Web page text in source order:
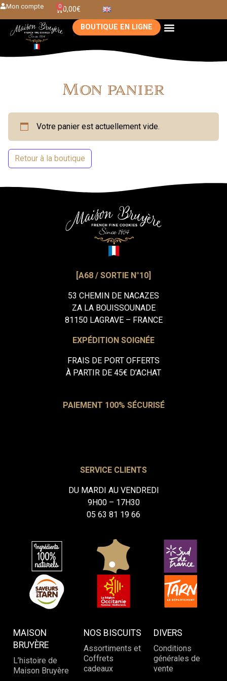
Mon compte 0,00€
0
BOUTIQUE EN LIGNE
Mon panier
Votre panier est actuellement vide.
Retour à la boutique
[A68 / SORTIE N°10]
53 CHEMIN DE NACAZES
ZA LA BOUISSOUNADE
81150 LAGRAVE – FRANCE
EXPÉDITION SOIGNÉE
FRAIS DE PORT OFFERTS
À PARTIR DE 45€ D’ACHAT
PAIEMENT 100% SÉCURISÉ
SERVICE CLIENTS
DU MARDI AU VENDREDI
9H00 – 17H30
05 63 81 19 66
MAISON
BRUYÈRE
L’histoire de
Maison Bruyère
NOS BISCUITS
Assortiments et
Coffrets
cadeaux
DIVERS
Conditions
générales de
vente